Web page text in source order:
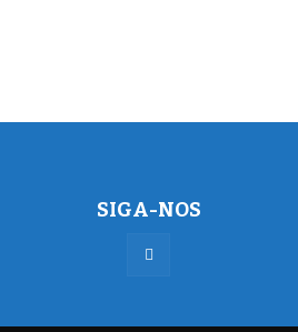
SIGA-NOS